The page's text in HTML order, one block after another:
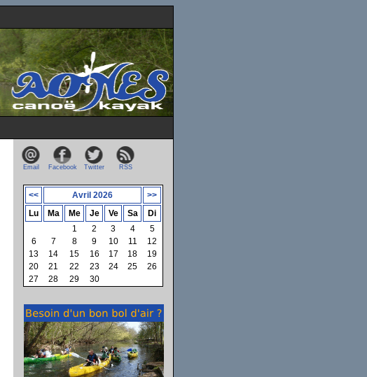
Email Facebook Twitter RSS
<< Avril 2026
>>
Lu
Ma Me Je Ve Sa
Di
1
2 3 4
5
6
7 8 9 10 11
12
13
14 15 16 17 18
19
20
21 22 23 24 25
26
27
28 29 30